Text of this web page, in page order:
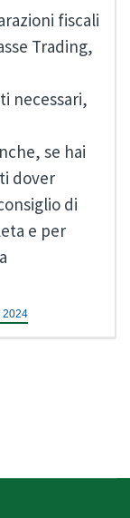
fiscali
Trading,
necessari,
se hai
dover
di
e per
2024